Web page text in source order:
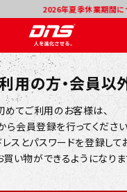
2026年夏季休業期間について
用の方・会員以
めてご利用のお客様は、
ら会員登録を行ってください
スとパスワードを登録して
い物ができるようになりま